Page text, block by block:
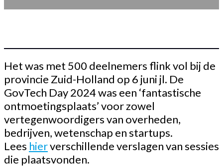
Het was met 500 deelnemers flink vol bij de
provincie Zuid-Holland op 6 juni jl. De
GovTech Day 2024 was een ‘fantastische
ontmoetingsplaats’ voor zowel
vertegenwoordigers van overheden,
bedrijven, wetenschap en startups.
Lees hierverschillende verslagen van sessies
die plaatsvonden.